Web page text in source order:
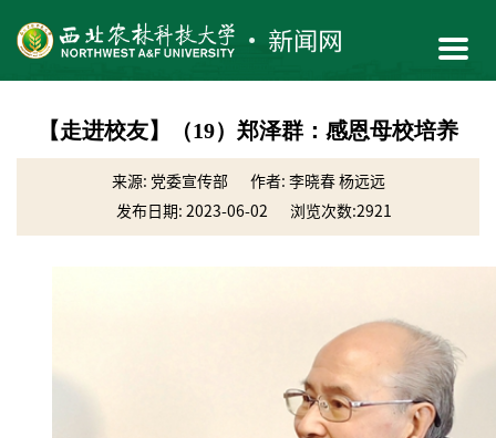
【走进校友】（19）郑泽群：感恩母校培养
来源: ​党委宣传部
作者: 李晓春 杨远远
发布日期: 2023-06-02
浏览次数:2921